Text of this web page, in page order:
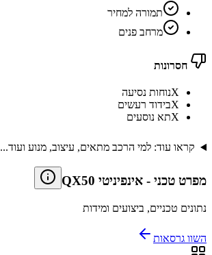
תמורה למחיר
מרחב פנים
חסרונות
Xנוחות נסיעה
Xבידוד רעשים
Xתא נוסעים
קראו עוד: למי הרכב מתאים, עיצוב, מנוע ועוד...
מפרט טכני - אינפיניטי QX50
נתונים טכניים, ביצועים ומידות
השוו גרסאות